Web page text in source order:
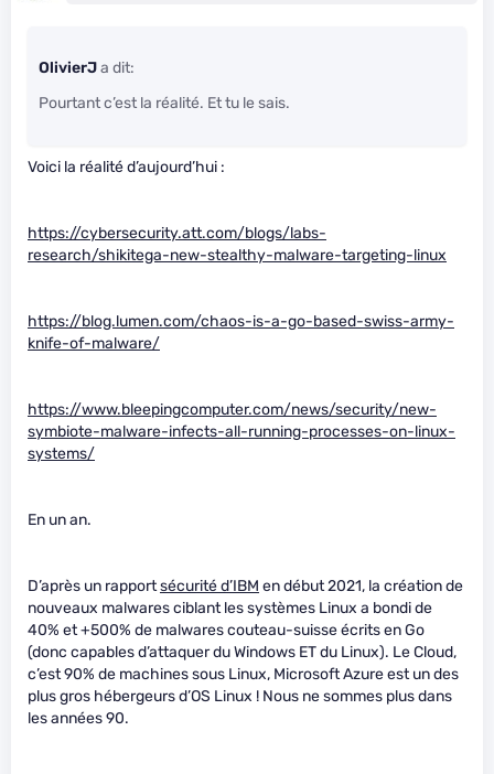
OlivierJa dit:
Pourtant c’est la réalité. Et tu le sais.
Voici la réalité d’aujourd’hui :
https://cybersecurity.att.com/blogs/labs-
research/shikitega-new-stealthy-malware-targeting-linux
https://blog.lumen.com/chaos-is-a-go-based-swiss-army-
knife-of-malware/
https://www.bleepingcomputer.com/news/security/new-
symbiote-malware-infects-all-running-processes-on-linux-
systems/
En un an.
D’après un rapportsécurité d’IBM en début 2021, la création de
nouveaux malwares ciblant les systèmes Linux a bondi de
40% et +500% de malwares couteau-suisse écrits en Go
(donc capables d’attaquer du Windows ET du Linux). Le Cloud,
c’est 90% de machines sous Linux, Microsoft Azure est un des
plus gros hébergeurs d’OS Linux ! Nous ne sommes plus dans
les années 90.